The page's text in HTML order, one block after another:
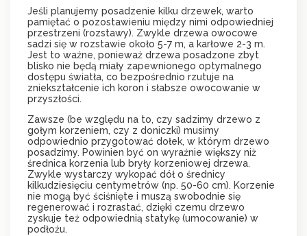
Jeśli planujemy posadzenie kilku drzewek, warto
pamiętać o pozostawieniu między nimi odpowiedniej
przestrzeni (rozstawy). Zwykle drzewa owocowe
sadzi się w rozstawie około 5-7 m, a karłowe 2-3 m.
Jest to ważne, ponieważ drzewa posadzone zbyt
blisko nie będą miały zapewnionego optymalnego
dostępu światła, co bezpośrednio rzutuje na
zniekształcenie ich koron i słabsze owocowanie w
przyszłości.
Zawsze (be względu na to, czy sadzimy drzewo z
gołym korzeniem, czy z doniczki) musimy
odpowiednio przygotować dołek, w którym drzewo
posadzimy. Powinien być on wyraźnie większy niż
średnica korzenia lub bryły korzeniowej drzewa.
Zwykle wystarczy wykopać dół o średnicy
kilkudziesięciu centymetrów (np. 50-60 cm). Korzenie
nie mogą być ściśnięte i muszą swobodnie się
regenerować i rozrastać, dzięki czemu drzewo
zyskuje też odpowiednią statykę (umocowanie) w
podłożu.